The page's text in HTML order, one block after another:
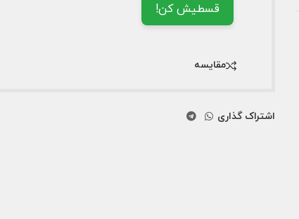
قسطیش کن!
مقایسه
اشتراک گذاری